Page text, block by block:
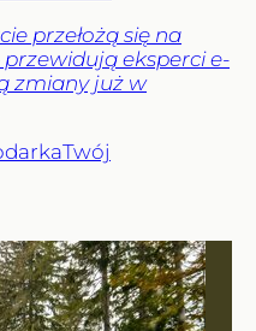
przełożą się na
eksperci e-
zmiany już w
Twój